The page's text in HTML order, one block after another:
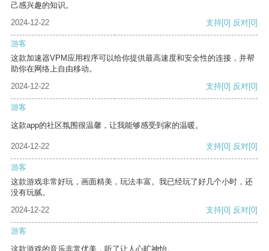
己感兴趣的知识。
2024-12-22
支持[0] 反对[0]
游客
这款加速器VPM应用程序可以给你提供最高速度和安全性的连接，并帮
助你在网络上自由移动。
2024-12-22
支持[0] 反对[0]
游客
这款app的社区氛围很温馨，让我能够感受到家的温暖。
2024-12-22 支持[0] 反对[0]
游客
这款游戏非常好玩，画面精美，玩法丰富。我已经玩了好几个小时，还
没有玩腻。
2024-12-22
支持[0] 反对[0]
游客
这款游戏的音乐非常优美，听了让人心旷神怡。